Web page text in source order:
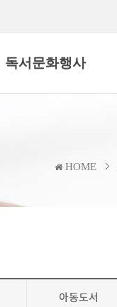
독서문화행사
HOME
아동도서